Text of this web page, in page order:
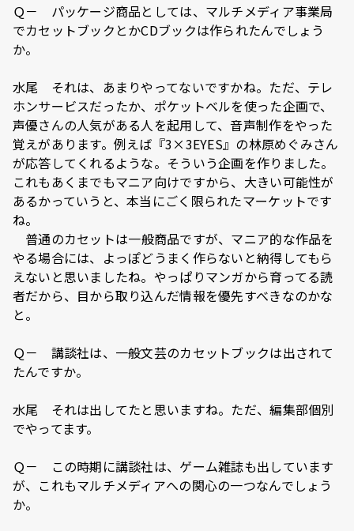
Ｑ－ パッケージ商品としては、マルチメディア事業局
でカセットブックとかCDブックは作られたんでしょう
か。
水尾 それは、あまりやってないですかね。ただ、テレ
ホンサービスだったか、ポケットベルを使った企画で、
声優さんの人気がある人を起用して、音声制作をやった
覚えがあります。例えば『3×3EYES』の林原めぐみさん
が応答してくれるような。そういう企画を作りました。
これもあくまでもマニア向けですから、大きい可能性が
あるかっていうと、本当にごく限られたマーケットです
ね。
普通のカセットは一般商品ですが、マニア的な作品を
やる場合には、よっぽどうまく作らないと納得してもら
えないと思いましたね。やっぱりマンガから育ってる読
者だから、目から取り込んだ情報を優先すべきなのかな
と。
Ｑ－ 講談社は、一般文芸のカセットブックは出されて
たんですか。
水尾 それは出してたと思いますね。ただ、編集部個別
でやってます。
Ｑ－ この時期に講談社は、ゲーム雑誌も出しています
が、これもマルチメディアへの関心の一つなんでしょう
か。